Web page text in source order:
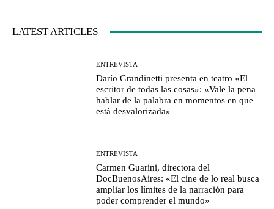
LATEST ARTICLES
ENTREVISTA
Darío Grandinetti presenta en teatro «El
escritor de todas las cosas»: «Vale la pena
hablar de la palabra en momentos en que
está desvalorizada»
ENTREVISTA
Carmen Guarini, directora del
DocBuenosAires: «El cine de lo real busca
ampliar los límites de la narración para
poder comprender el mundo»